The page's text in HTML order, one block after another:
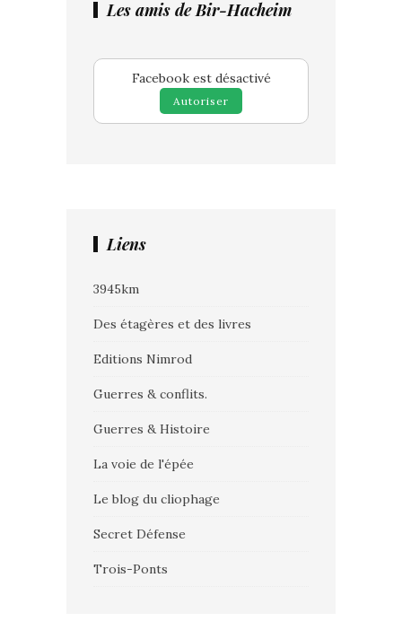
Les amis de Bir-Hacheim
Facebook est désactivé
Autoriser
Liens
3945km
Des étagères et des livres
Editions Nimrod
Guerres & conflits.
Guerres & Histoire
La voie de l'épée
Le blog du cliophage
Secret Défense
Trois-Ponts